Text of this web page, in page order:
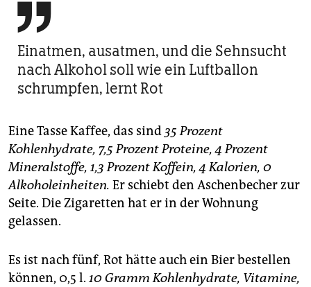

Einatmen, ausatmen, und die Sehnsucht
nach Alkohol soll wie ein Luftballon
schrumpfen, lernt Rot
Eine Tasse Kaffee, das sind 35 Prozent
Kohlenhydrate, 7,5 Prozent Proteine, 4 Prozent
Mineralstoffe, 1,3 Prozent Koffein, 4 Kalorien, 0
Alkoholeinheiten. Er schiebt den Aschenbecher zur
Seite. Die Zigaretten hat er in der Wohnung
gelassen.
Es ist nach fünf, Rot hätte auch ein Bier bestellen
können, 0,5 l. 10 Gramm Kohlenhydrate, Vitamine,